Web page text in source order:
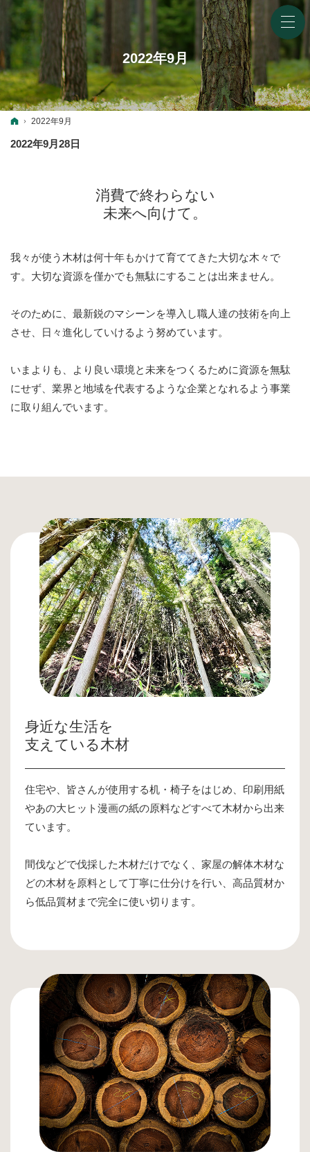
2022年9月
ホーム
2022年9月
2022年9月28日
消費で終わらない
未来へ向けて。
我々が使う木材は何十年もかけて育ててきた大切な木々で
す。 大切な資源を僅かでも無駄にすることは出来ません。
そのために、最新鋭のマシーンを導入し職人達の技術を向上
させ、
日々進化していけるよう努めています。
いまよりも、より良い環境と未来をつくるために資源を無駄
にせず、業界と地域を代表するような企業となれるよう事業
に取り組んでいます。
身近な生活を
支えている木材
住宅や、皆さんが使用する机・椅子をはじめ、印刷用紙
やあの大ヒット漫画の紙の原料などすべて木材から出来
ています。
間伐などで伐採した木材だけでなく、家屋の解体木材な
どの木材を原料として丁寧に仕分けを行い、高品質材か
ら低品質材まで完全に使い切ります。